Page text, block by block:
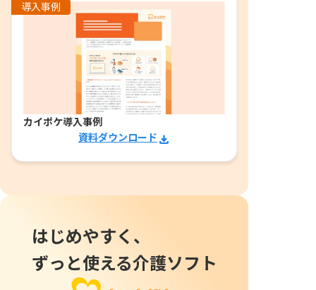
導入事例
カイポケ導入事例
資料ダウンロード
はじめやすく、
ずっと使える介護ソフト